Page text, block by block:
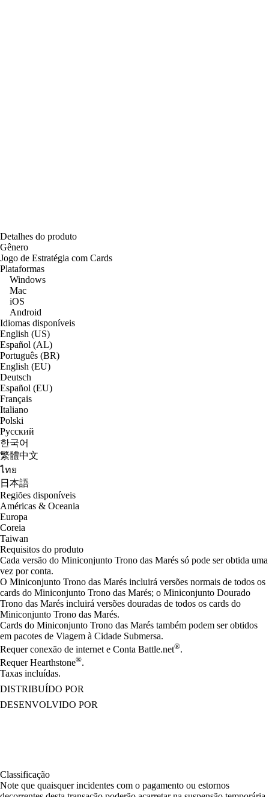
Detalhes do produto
Gênero
Jogo de Estratégia com Cards
Plataformas
Windows
Mac
iOS
Android
Idiomas disponíveis
English (US)
Español (AL)
Português (BR)
English (EU)
Deutsch
Español (EU)
Français
Italiano
Polski
Русский
한국어
繁體中文
ไทย
日本語
Regiões disponíveis
Américas & Oceania
Europa
Coreia
Taiwan
Requisitos do produto
Cada versão do Miniconjunto Trono das Marés só pode ser obtida uma
vez por conta.
O Miniconjunto Trono das Marés incluirá versões normais de todos os
cards do Miniconjunto Trono das Marés; o Miniconjunto Dourado
Trono das Marés incluirá versões douradas de todos os cards do
Miniconjunto Trono das Marés.
Cards do Miniconjunto Trono das Marés também podem ser obtidos
em pacotes de Viagem à Cidade Submersa.
Requer conexão de internet e Conta Battle.net®.
Requer Hearthstone®.
Taxas incluídas.
DISTRIBUÍDO POR
DESENVOLVIDO POR
Classificação
Note que quaisquer incidentes com o pagamento ou estornos